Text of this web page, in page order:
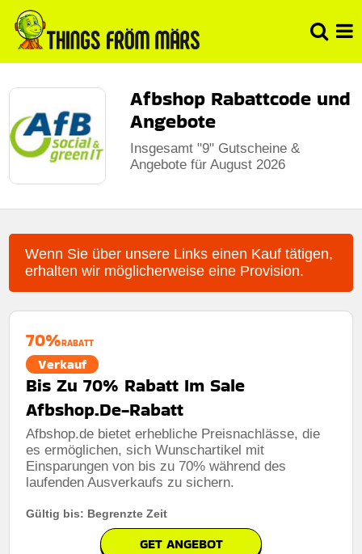
Afbshop Rabattcode und
Angebote
Insgesamt "9" Gutscheine &
Angebote für August 2026
Wenn Sie über unsere Links einen Kauf tätigen,
erhalten wir möglicherweise eine Provision.
70%RABATT
Verkauf
Bis Zu 70% Rabatt Im Sale
Afbshop.De-Rabatt
Afbshop.de bietet erhebliche Preisnachlässe, die
es ermöglichen, sich Wunschartikel mit
Einsparungen von bis zu 70% während des
laufenden Ausverkaufs zu sichern.
Gültig bis: Begrenzte Zeit
GET ANGEBOT